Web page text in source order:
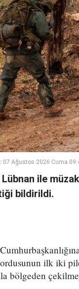
07 Ağustos 2026 Cuma
ile
bildirildi.
ilk iki
bölgeden